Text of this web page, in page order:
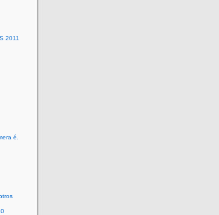
2011
é.